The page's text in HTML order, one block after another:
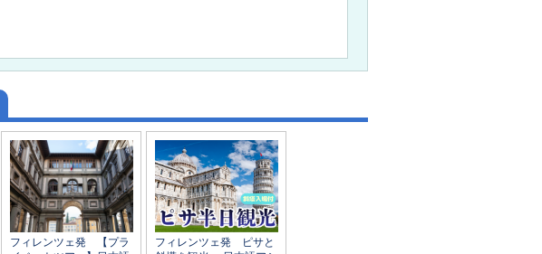
フィレンツェ発 【プラ
フィレンツェ発 ピサと